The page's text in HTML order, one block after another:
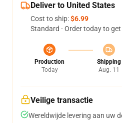
Deliver to United States
Cost to ship:$6.99
Standard - Order today to
Production
Today
Shipping
Aug. 11
Veilige transactie
Wereldwijde levering aan uw